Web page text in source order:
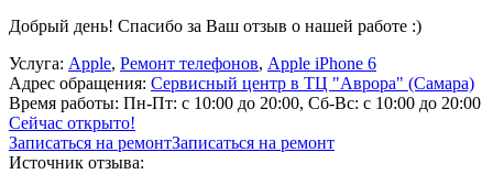
Добрый день! Спасибо за Ваш отзыв о нашей работе :)
Услуга: Apple, Ремонт телефонов, Apple iPhone 6
Адрес обращения: Сервисный центр в ТЦ "Аврора" (Самара)
Время работы: Пн-Пт: с 10:00 до 20:00, Сб-Вс: с 10:00 до 20:00
Сейчас открыто!
Записаться на ремонтЗаписаться на ремонт
Источник отзыва: